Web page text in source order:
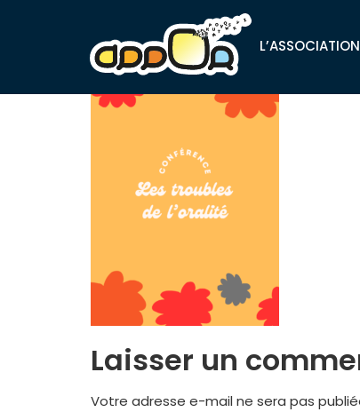
L’ASSOCIATION
TROUBLES-
Laisser un
Votre adresse e-mail ne sera pas